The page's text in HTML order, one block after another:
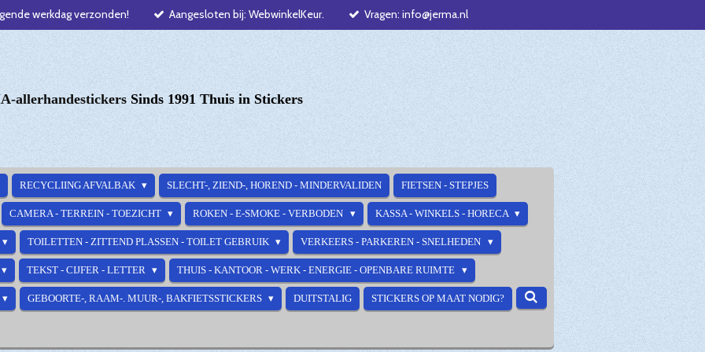
werkdag verzonden! Aangesloten bij: WebwinkelKeur. Vragen: info@jerma.nl
allerhandestickers Sinds 1991 Thuis in Stickers
RECYCLIING AFVALBAK SLECHT-, ZIEND-, HOREND - MINDERVALIDEN FIETSEN - STEPJES
CAMERA - TERREIN - TOEZICHT ROKEN - E-SMOKE - VERBODEN KASSA - WINKELS - HORECA
TOILETTEN - ZITTEND PLASSEN - TOILET GEBRUIK VERKEERS - PARKEREN - SNELHEDEN
TEKST - CIJFER - LETTER THUIS - KANTOOR - WERK - ENERGIE - OPENBARE RUIMTE
GEBOORTE-, RAAM-. MUUR-, BAKFIETSSTICKERS DUITSTALIG STICKERS OP MAAT NODIG?